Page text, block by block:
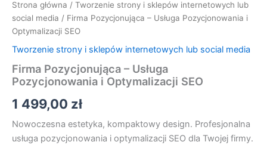
Strona główna / Tworzenie strony i sklepów internetowych lub
social media / Firma Pozycjonująca – Usługa Pozycjonowania i
Optymalizacji SEO
Tworzenie strony i sklepów internetowych lub social media
Firma Pozycjonująca – Usługa
Pozycjonowania i Optymalizacji SEO
1 499,00 zł
Nowoczesna estetyka, kompaktowy design. Profesjonalna
usługa pozycjonowania i optymalizacji SEO dla Twojej firmy.